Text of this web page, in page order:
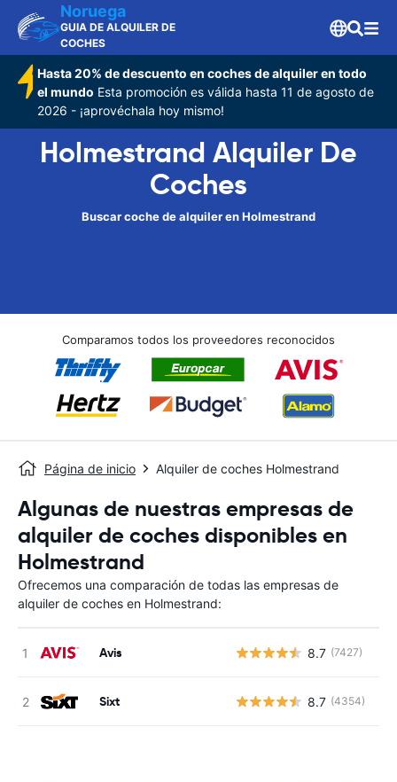
Noruega
GUIA DE ALQUILER DE
COCHES
Hasta 20% de descuento en coches de alquiler en todo
el mundo Esta promoción es válida hasta 11 de agosto de
2026 - ¡aprovéchala hoy mismo!
Holmestrand Alquiler De
Coches
Buscar coche de alquiler en Holmestrand
Comparamos todos los proveedores reconocidos
Página de inicio Alquiler de coches Holmestrand
Algunas de nuestras empresas de
alquiler de coches disponibles en
Holmestrand
Ofrecemos una comparación de todas las empresas de
alquiler de coches en Holmestrand:
Avis 8.7 (7427)
Sixt 8.7 (4354)